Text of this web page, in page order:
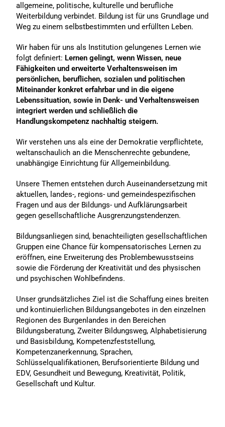
allgemeine, politische, kulturelle und berufliche
Weiterbildung verbindet. Bildung ist für uns Grundlage und
Weg zu einem selbstbestimmten und erfüllten Leben.
Wir haben für uns als Institution gelungenes Lernen wie
folgt definiert: Lernen gelingt, wenn Wissen, neue
Fähigkeiten und erweiterte Verhaltensweisen im
persönlichen, beruflichen, sozialen und politischen
Miteinander konkret erfahrbar und in die eigene
Lebenssituation, sowie in Denk- und Verhaltensweisen
integriert werden und schließlich die
Handlungskompetenz nachhaltig steigern.
Wir verstehen uns als eine der Demokratie verpflichtete,
weltanschaulich an die Menschenrechte gebundene,
unabhängige Einrichtung für Allgemeinbildung.
Unsere Themen entstehen durch Auseinandersetzung mit
aktuellen, landes-, regions- und gemeindespezifischen
Fragen und aus der Bildungs- und Aufklärungsarbeit
gegen gesellschaftliche Ausgrenzungstendenzen.
Bildungsanliegen sind, benachteiligten gesellschaftlichen
Gruppen eine Chance für kompensatorisches Lernen zu
eröffnen, eine Erweiterung des Problembewusstseins
sowie die Förderung der Kreativität und des physischen
und psychischen Wohlbefindens.
Unser grundsätzliches Ziel ist die Schaffung eines breiten
und kontinuierlichen Bildungsangebotes in den einzelnen
Regionen des Burgenlandes in den Bereichen
Bildungsberatung, Zweiter Bildungsweg, Alphabetisierung
und Basisbildung, Kompetenzfeststellung,
Kompetenzanerkennung, Sprachen,
Schlüsselqualifikationen, Berufsorientierte Bildung und
EDV, Gesundheit und Bewegung, Kreativität, Politik,
Gesellschaft und Kultur.